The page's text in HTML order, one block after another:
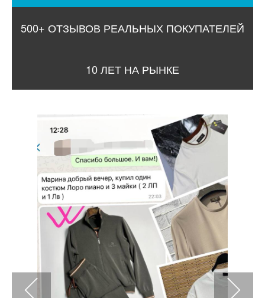
500+ ОТЗЫВОВ РЕАЛЬНЫХ ПОКУПАТЕЛЕЙ
10 ЛЕТ НА РЫНКЕ